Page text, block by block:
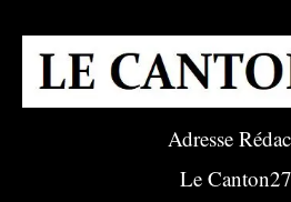
Adresse
Le